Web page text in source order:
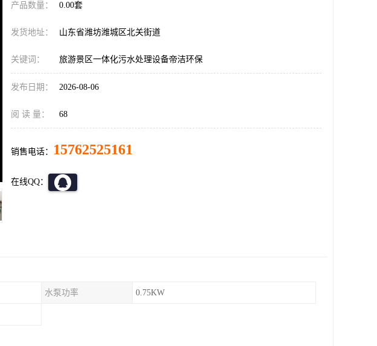
产品数量： 0.00套
发货地址： 山东省潍坊潍城区北关街道
关键词： 旅游景区一体化污水处理设备帝洁环保
发布日期： 2026-08-06
阅 读 量： 68
销售电话： 15762525161
在线QQ：
水泵功率 0.75KW